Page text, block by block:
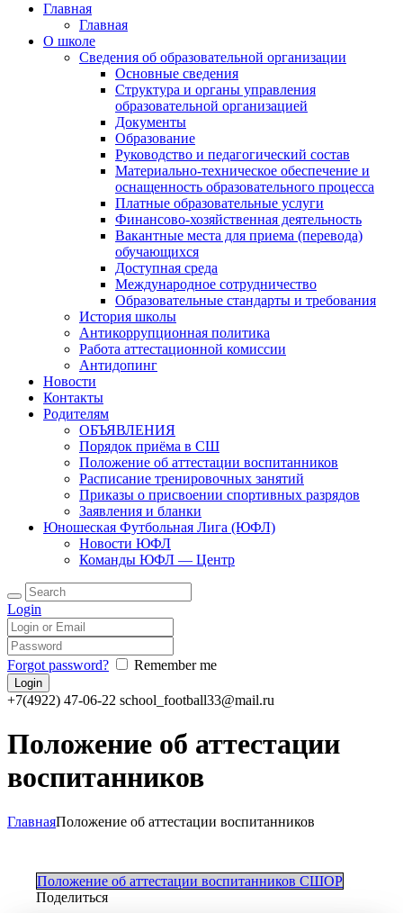
Главная
Главная
О школе
Сведения об образовательной организации
Основные сведения
Структура и органы управления
образовательной организацией
Документы
Образование
Руководство и педагогический состав
Материально-техническое обеспечение и
оснащенность образовательного процесса
Платные образовательные услуги
Финансово-хозяйственная деятельность
Вакантные места для приема (перевода)
обучающихся
Доступная среда
Международное сотрудничество
Образовательные стандарты и требования
История школы
Антикоррупционная политика
Работа аттестационной комиссии
Антидопинг
Новости
Контакты
Родителям
ОБЪЯВЛЕНИЯ
Порядок приёма в СШ
Положение об аттестации воспитанников
Расписание тренировочных занятий
Приказы о присвоении спортивных разрядов
Заявления и бланки
Юношеская Футбольная Лига (ЮФЛ)
Новости ЮФЛ
Команды ЮФЛ — Центр
Login
Forgot password? Remember me
+7(4922) 47-06-22 school_football33@mail.ru
Положение об аттестации
воспитанников
ГлавнаяПоложение об аттестации воспитанников
Положение об аттестации воспитанников СШОР
Поделиться